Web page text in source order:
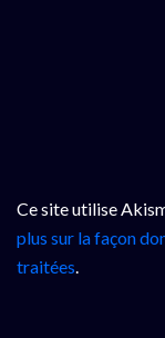
Ce site utilise
plus sur la façon
traitées.